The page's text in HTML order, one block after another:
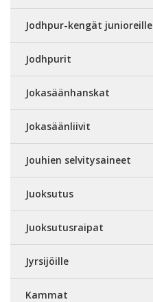
Jodhpur-kengät junioreille
Jodhpurit
Jokasäänhanskat
Jokasäänliivit
Jouhien selvitysaineet
Juoksutus
Juoksutusraipat
Jyrsijöille
Kammat